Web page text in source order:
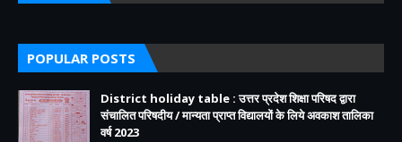
POPULAR POSTS
District holiday table : उत्तर प्रदेश शिक्षा परिषद द्वारा
संचालित परिषदीय / मान्यता प्राप्त विद्यालयों के लिये अवकाश तालिका
वर्ष 2023